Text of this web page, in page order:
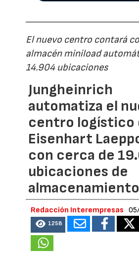
El nuevo centro contará
almacén miniload
14.904 ubicaciones
Jungheinrich
automatiza el
centro logístico
Eisenhart
con cerca de
ubicaciones de
almacenamiento
Redacción Interempresas
1258